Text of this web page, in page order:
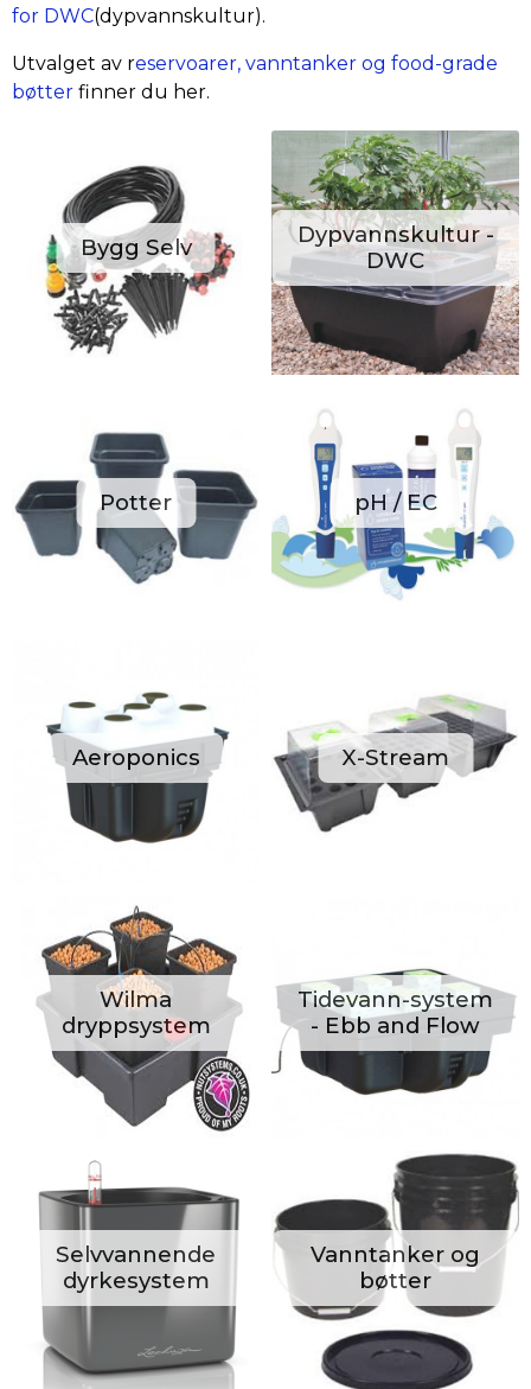
for DWC(dypvannskultur).
Utvalget av reservoarer, vanntanker og food-grade
bøtter finner du her.
Bygg Selv
Dypvannskultur -
DWC
Potter pH / EC
Aeroponics X-Stream
Wilma
dryppsystem
Tidevann-system
- Ebb and Flow
Selvvannende
dyrkesystem
Vanntanker og
bøtter